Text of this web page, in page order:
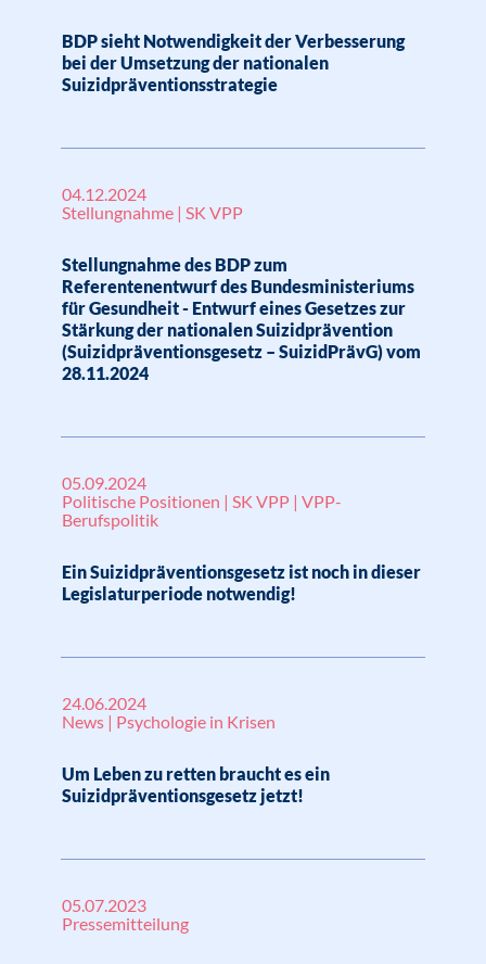
BDP sieht Notwendigkeit der Verbesserung
bei der Umsetzung der nationalen
Suizidpräventionsstrategie
04.12.2024
Stellungnahme | SK VPP
Stellungnahme des BDP zum
Referentenentwurf des Bundesministeriums
für Gesundheit - Entwurf eines Gesetzes zur
Stärkung der nationalen Suizidprävention
(Suizidpräventionsgesetz – SuizidPrävG) vom
28.11.2024
05.09.2024
Politische Positionen | SK VPP | VPP-
Berufspolitik
Ein Suizidpräventionsgesetz ist noch in dieser
Legislaturperiode notwendig!
24.06.2024
News | Psychologie in Krisen
Um Leben zu retten braucht es ein
Suizidpräventionsgesetz jetzt!
05.07.2023
Pressemitteilung